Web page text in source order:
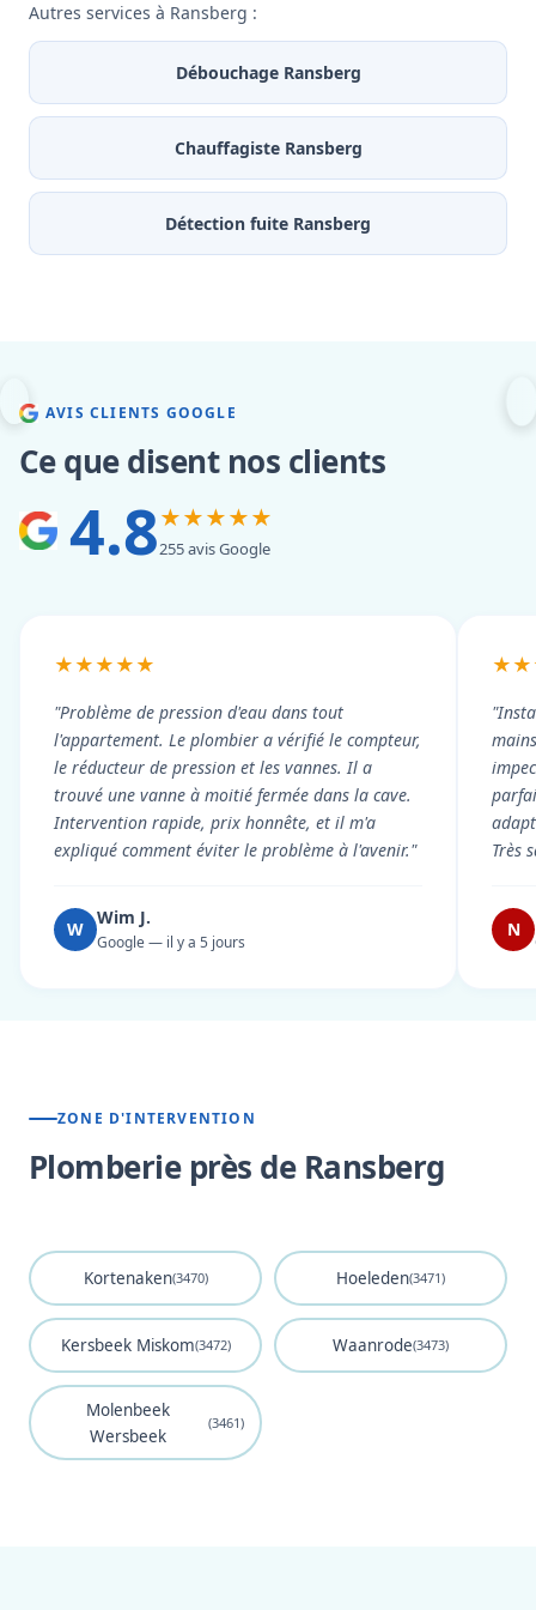
Autres services à Ransberg :
Débouchage Ransberg
Chauffagiste Ransberg
Détection fuite Ransberg
AVIS CLIENTS GOOGLE
Ce que disent nos clients
4.8★★★★★
255 avis Google
★★★★★
"Problème de pression d'eau dans tout
l'appartement. Le plombier a vérifié le compteur,
le réducteur de pression et les vannes. Il a
trouvé une vanne à moitié fermée dans la cave.
Intervention rapide, prix honnête, et il m'a
expliqué comment éviter le problème à l'avenir."
W
Wim J.
Google — il y a 5 jours
Très
N
ZONE D'INTERVENTION
Plomberie près de Ransberg
Kortenaken(3470) Hoeleden(3471)
Kersbeek Miskom(3472) Waanrode(3473)
Molenbeek
Wersbeek
(3461)